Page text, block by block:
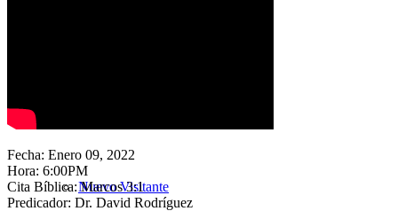
Nuevo Visitante
Fecha: Enero 09, 2022
Hora: 6:00PM
Cita Bíblica: Marcos 3:1
Predicador: Dr. David Rodríguez